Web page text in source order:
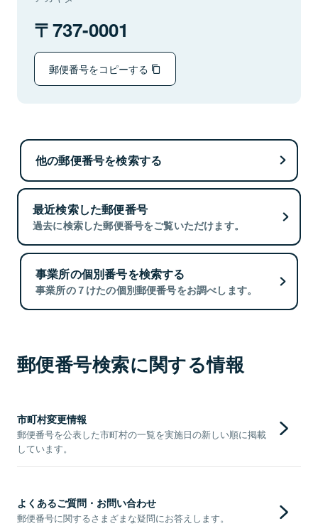
737-0001
郵便番号をコピーする
他の郵便番号を検索する
最近検索した郵便番号
過去に検索した郵便番号をご覧いただけます。
事業所の個別番号を検索する
事業所の７けたの個別郵便番号をお調べします。
郵便番号検索に関する情報
市町村変更情報
郵便番号を公表した市町村の一覧を実施日の新しい順に掲載
しています。
よくあるご質問・お問い合わせ
郵便番号に関するさまざまな疑問にお答えします。